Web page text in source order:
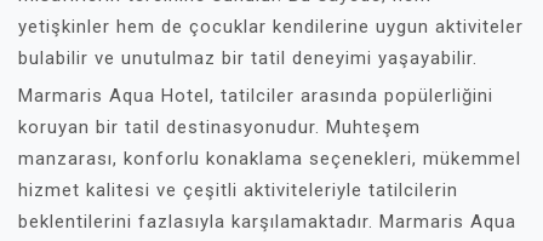
yetişkinler hem de çocuklar kendilerine uygun aktiviteler
bulabilir ve unutulmaz bir tatil deneyimi yaşayabilir.
Marmaris Aqua Hotel, tatilciler arasında popülerliğini
koruyan bir tatil destinasyonudur. Muhteşem
manzarası, konforlu konaklama seçenekleri, mükemmel
hizmet kalitesi ve çeşitli aktiviteleriyle tatilcilerin
beklentilerini fazlasıyla karşılamaktadır. Marmaris Aqua